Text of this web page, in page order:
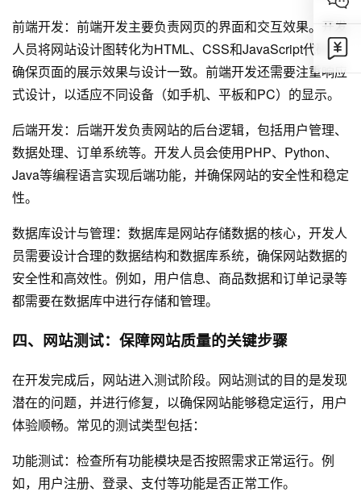
前端开发：前端开发主要负责网页的界面和交互效果。开发
人员将网站设计图转化为HTML、CSS和JavaScript代码，
确保页面的展示效果与设计一致。前端开发还需要注重响应
式设计，以适应不同设备（如手机、平板和PC）的显示。
后端开发：后端开发负责网站的后台逻辑，包括用户管理、
数据处理、订单系统等。开发人员会使用PHP、Python、
Java等编程语言实现后端功能，并确保网站的安全性和稳定
性。
数据库设计与管理：数据库是网站存储数据的核心，开发人
员需要设计合理的数据结构和数据库系统，确保网站数据的
安全性和高效性。例如，用户信息、商品数据和订单记录等
都需要在数据库中进行存储和管理。
四、网站测试：保障网站质量的关键步骤
在开发完成后，网站进入测试阶段。网站测试的目的是发现
潜在的问题，并进行修复，以确保网站能够稳定运行，用户
体验顺畅。常见的测试类型包括：
功能测试：检查所有功能模块是否按照需求正常运行。例
如，用户注册、登录、支付等功能是否正常工作。